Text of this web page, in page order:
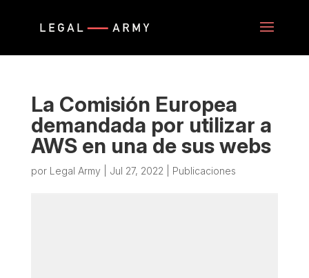
La Comisión Europea
demandada por utilizar a
AWS en una de sus webs
por Legal Army Jul 27, 2022 Publicaciones